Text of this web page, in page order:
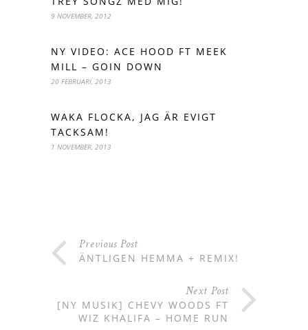
9 NOVEMBER, 2012
NY VIDEO: ACE HOOD FT MEEK
MILL – GOIN DOWN
20 FEBRUARI, 2013
WAKA FLOCKA, JAG ÄR EVIGT
TACKSAM!
1 NOVEMBER, 2013
Previous Post
ÄNTLIGEN HEMMA + REMIX!
Next Post
[NY MUSIK] CHEVY WOODS FT
WIZ KHALIFA – HOME RUN